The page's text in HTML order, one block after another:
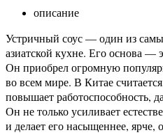
описание
Устричный соус — один из
азиатской кухне. Его основа —
Он приобрел огромную
во всем мире. В Китае
повышает работоспособность,
Он не только усиливает
и делает его насыщеннее, ярче,